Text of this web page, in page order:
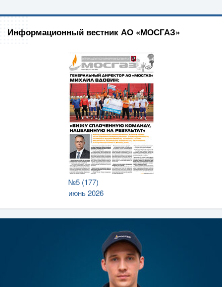
Информационный вестник АО «МОСГАЗ»
№5 (177)
июнь 2026